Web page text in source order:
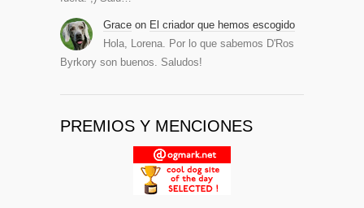
Grace on El criador que hemos escogido
Hola, Lorena. Por lo que sabemos D'Ros
Byrkory son buenos. Saludos!
PREMIOS Y MENCIONES